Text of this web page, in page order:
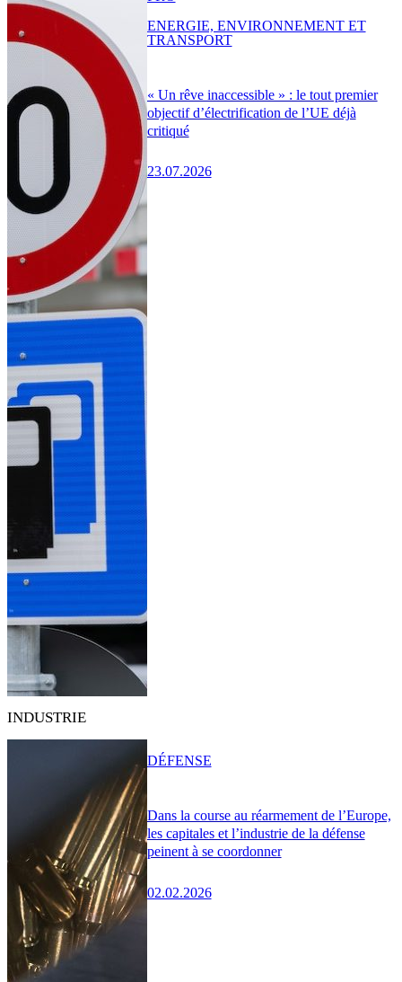
« Un rêve inaccessible » : le tout premier
objectif d’électrification de l’UE déjà
critiqué
23.07.2026
ENERGIE, ENVIRONNEMENT ET
TRANSPORT
INDUSTRIE
Dans la course au réarmement de l’Europe,
les capitales et l’industrie de la défense
peinent à se coordonner
02.02.2026
DÉFENSE